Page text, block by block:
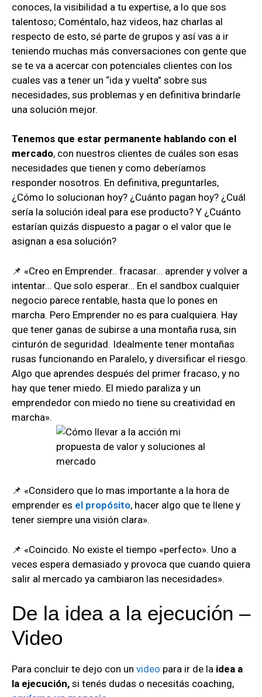
conoces, la visibilidad a tu expertise, a lo que sos
talentoso; Coméntalo, haz videos, haz charlas al
respecto de esto, sé parte de grupos y así vas a ir
teniendo muchas más conversaciones con gente que
se te va a acercar con potenciales clientes con los
cuales vas a tener un “ida y vuelta” sobre sus
necesidades, sus problemas y en definitiva brindarle
una solución mejor.
Tenemos que estar permanente hablando con el
mercado, con nuestros clientes de cuáles son esas
necesidades que tienen y como deberíamos
responder nosotros. En definitiva, preguntarles,
¿Cómo lo solucionan hoy? ¿Cuánto pagan hoy? ¿Cuál
sería la solución ideal para ese producto? Y ¿Cuánto
estarían quizás dispuesto a pagar o el valor que le
asignan a esa solución?
📌 «Creo en Emprender.. fracasar… aprender y volver a
intentar… Que solo esperar… En el sandbox cualquier
negocio parece rentable, hasta que lo pones en
marcha. Pero Emprender no es para cualquiera. Hay
que tener ganas de subirse a una montaña rusa, sin
cinturón de seguridad. Idealmente tener montañas
rusas funcionando en Paralelo, y diversificar el riesgo.
Algo que aprendes después del primer fracaso, y no
hay que tener miedo. El miedo paraliza y un
emprendedor con miedo no tiene su creatividad en
marcha».
📌 «Considero que lo mas importante a la hora de
emprender es el propósito, hacer algo que te llene y
tener siempre una visión clara».
📌 «Coincido. No existe el tiempo «perfecto». Uno a
veces espera demasiado y provoca que cuando quiera
salir al mercado ya cambiaron las necesidades».
De la idea a la ejecución –
Video
Para concluir te dejo con un video para ir de la idea a
la ejecución, si tenés dudas o necesitás coaching,